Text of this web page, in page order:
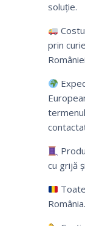
soluție.
prin
cu grijă
România.